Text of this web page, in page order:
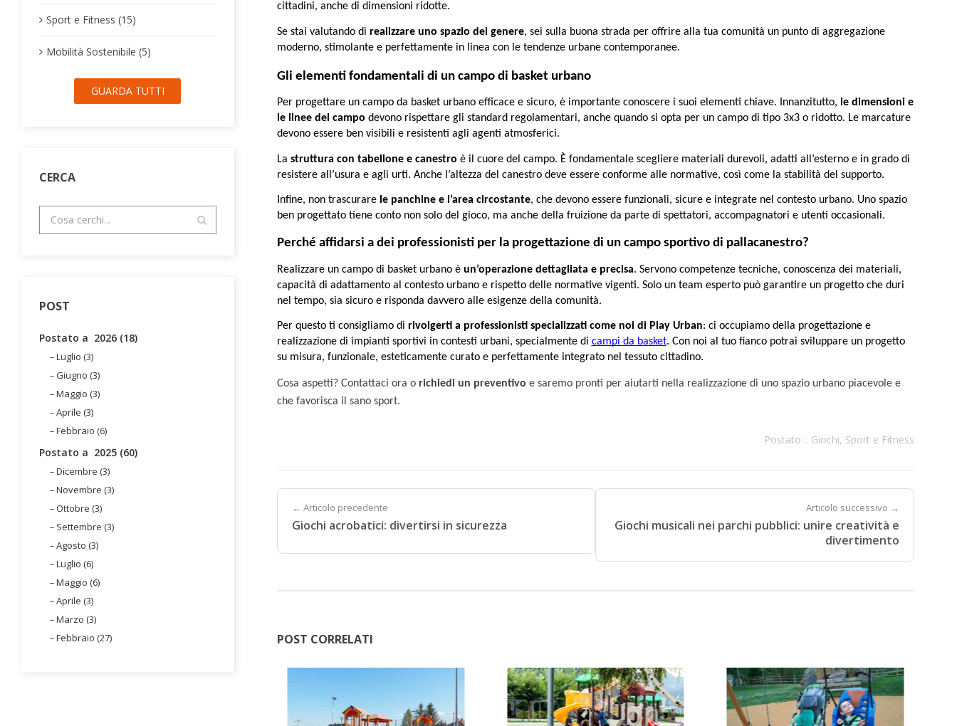
Sport e Fitness (15)
Mobilità Sostenibile (5)
GUARDA TUTTI
CERCA
POST
Postato a 2026 (18)
Luglio (3)
Giugno (3)
Maggio (3)
Aprile (3)
Febbraio (6)
Postato a 2025 (60)
Dicembre (3)
Novembre (3)
Ottobre (3)
Settembre (3)
Agosto (3)
Luglio (6)
Maggio (6)
Aprile (3)
Marzo (3)
Febbraio (27)
cittadini, anche di dimensioni ridotte.
Se stai valutando di realizzare uno spazio del genere, sei sulla buona strada per offrire alla tua comunità un punto di aggregazione
moderno, stimolante e perfettamente in linea con le tendenze urbane contemporanee.
Gli elementi fondamentali di un campo di basket urbano
Per progettare un campo da basket urbano efficace e sicuro, è importante conoscere i suoi elementi chiave. Innanzitutto, le dimensioni e
le linee del campo devono rispettare gli standard regolamentari, anche quando si opta per un campo di tipo 3x3 o ridotto. Le marcature
devono essere ben visibili e resistenti agli agenti atmosferici.
La struttura con tabellone e canestro è il cuore del campo. È fondamentale scegliere materiali durevoli, adatti all’esterno e in grado di
resistere all’usura e agli urti. Anche l’altezza del canestro deve essere conforme alle normative, così come la stabilità del supporto.
Infine, non trascurare le panchine e l’area circostante, che devono essere funzionali, sicure e integrate nel contesto urbano. Uno spazio
ben progettato tiene conto non solo del gioco, ma anche della fruizione da parte di spettatori, accompagnatori e utenti occasionali.
Perché affidarsi a dei professionisti per la progettazione di un campo sportivo di pallacanestro?
Realizzare un campo di basket urbano è un’operazione dettagliata e precisa. Servono competenze tecniche, conoscenza dei materiali,
capacità di adattamento al contesto urbano e rispetto delle normative vigenti. Solo un team esperto può garantire un progetto che duri
nel tempo, sia sicuro e risponda davvero alle esigenze della comunità.
Per questo ti consigliamo di rivolgerti a professionisti specializzati come noi di Play Urban: ci occupiamo della progettazione e
realizzazione di impianti sportivi in contesti urbani, specialmente di campi da basket. Con noi al tuo fianco potrai sviluppare un progetto
su misura, funzionale, esteticamente curato e perfettamente integrato nel tessuto cittadino.
Cosa aspetti? Contattaci ora o richiedi un preventivo e saremo pronti per aiutarti nella realizzazione di uno spazio urbano piacevole e
che favorisca il sano sport.
Postato :: Giochi, Sport e Fitness
← Articolo precedente
Giochi acrobatici: divertirsi in sicurezza
Articolo successivo →
Giochi musicali nei parchi pubblici: unire creatività e
divertimento
POST CORRELATI